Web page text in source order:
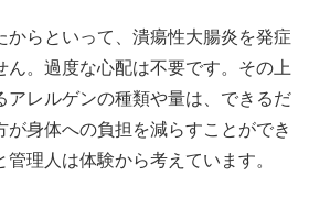
からといって、潰瘍性大腸炎を発症
ん。過度な心配は不要です。その上
アレルゲンの種類や量は、できるだ
が身体への負担を減らすことができ
理人は体験から考えています。